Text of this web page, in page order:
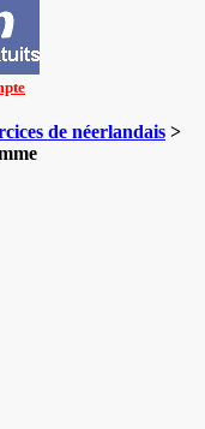
de néerlandais >